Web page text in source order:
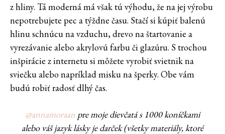
z hliny. Tá moderná má však tú výhodu, že na jej výrobu
nepotrebujete pec a týždne času. Stačí si kúpiť balenú
hlinu schnúcu na vzduchu, drevo na štartovanie a
vyrezávanie alebo akrylovú farbu či glazúru. S trochou
inšpirácie z internetu si môžete vyrobiť svietnik na
sviečku alebo napríklad misku na šperky. Obe vám
budú robiť radosť dlhý čas.
@annamoraan pre moje dievčatá s 1000 koníčkami
alebo váš jazyk lásky je darček (všetky materiály, ktoré